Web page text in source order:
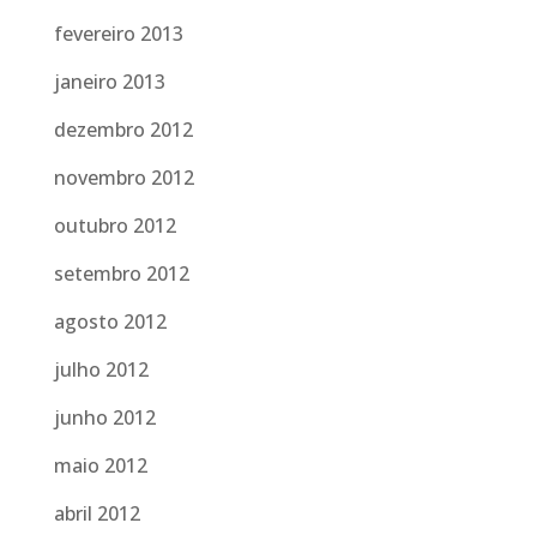
fevereiro 2013
janeiro 2013
dezembro 2012
novembro 2012
outubro 2012
setembro 2012
agosto 2012
julho 2012
junho 2012
maio 2012
abril 2012